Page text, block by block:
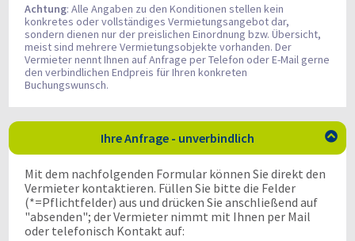
Achtung: Alle Angaben zu den Konditionen stellen kein
konkretes oder vollständiges Vermietungsangebot dar,
sondern dienen nur der preislichen Einordnung bzw. Übersicht,
meist sind mehrere Vermietungsobjekte vorhanden. Der
Vermieter nennt Ihnen auf Anfrage per Telefon oder E-Mail gerne
den verbindlichen Endpreis für Ihren konkreten
Buchungswunsch.
Ihre Anfrage - unverbindlich 
Mit dem nachfolgenden Formular können Sie direkt den
Vermieter kontaktieren. Füllen Sie bitte die Felder
(*=Pflichtfelder) aus und drücken Sie anschließend auf
"absenden"; der Vermieter nimmt mit Ihnen per Mail
oder telefonisch Kontakt auf: